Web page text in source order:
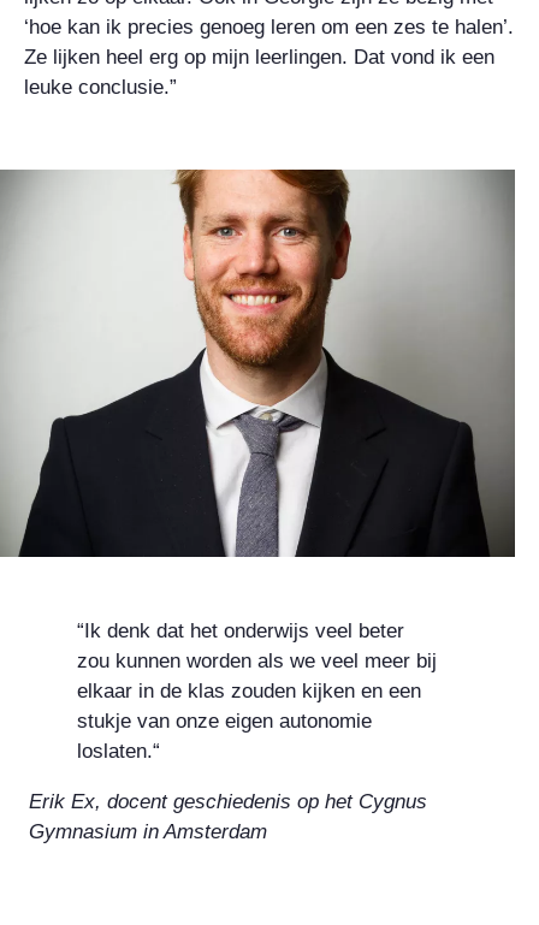
‘hoe kan ik precies genoeg leren om een zes te halen’.
Ze lijken heel erg op mijn leerlingen. Dat vond ik een
leuke conclusie.”
“Ik denk dat het onderwijs veel beter
zou kunnen worden als we veel meer bij
elkaar in de klas zouden kijken en een
stukje van onze eigen autonomie
loslaten.“
Erik Ex, docent geschiedenis op het Cygnus
Gymnasium in Amsterdam